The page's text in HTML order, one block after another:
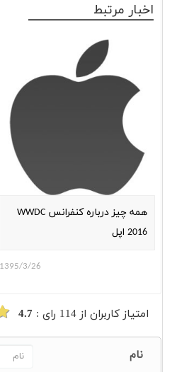
اخبار مرتبط
همه چیز درباره کنفرانس WWDC
2016 اپل
1395/3/26
امتیاز کاربران از 114 رای : 4.7
نام